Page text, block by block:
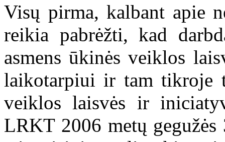
Visų pirma, kalbant apie
reikia pabrėžti, kad
asmens ūkinės veiklos
laikotarpiui ir tam tikroje
veiklos laisvės ir
LRKT 2006 metų